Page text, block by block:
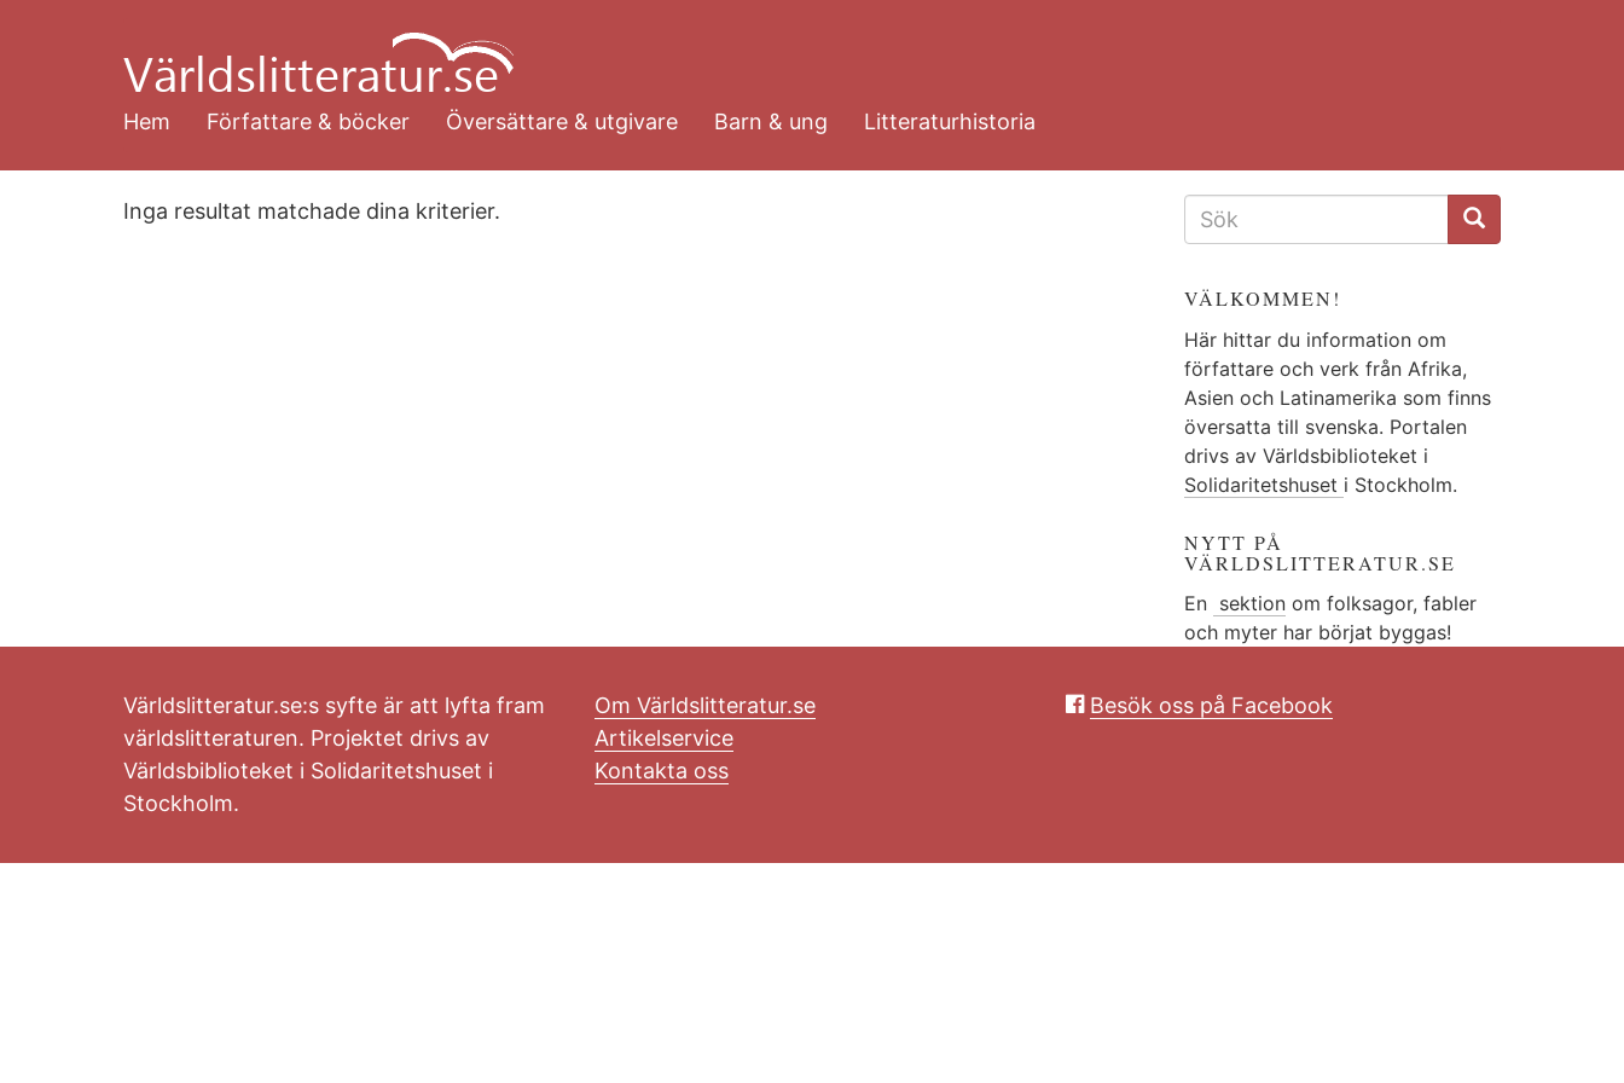
huvudinnehåll
Hem
Författare & böcker Översättare & utgivare Barn & ung Litteraturhistoria
Inga resultat matchade dina kriterier. SÖKFORMULÄR
VÄLKOMMEN!
Här hittar du information om
författare och verk från Afrika,
Asien och Latinamerika som finns
översatta till svenska. Portalen
drivs av Världsbiblioteket i
Solidaritetshuset i Stockholm.
NYTT PÅ
VÄRLDSLITTERATUR.SE
En sektionom folksagor, fabler
och myter har börjat byggas!
Världslitteratur.se:s syfte är att lyfta fram
världslitteraturen. Projektet drivs av
Världsbiblioteket i Solidaritetshuset i
Stockholm.
Om Världslitteratur.se
Artikelservice
Kontakta oss
Besök oss på Facebook